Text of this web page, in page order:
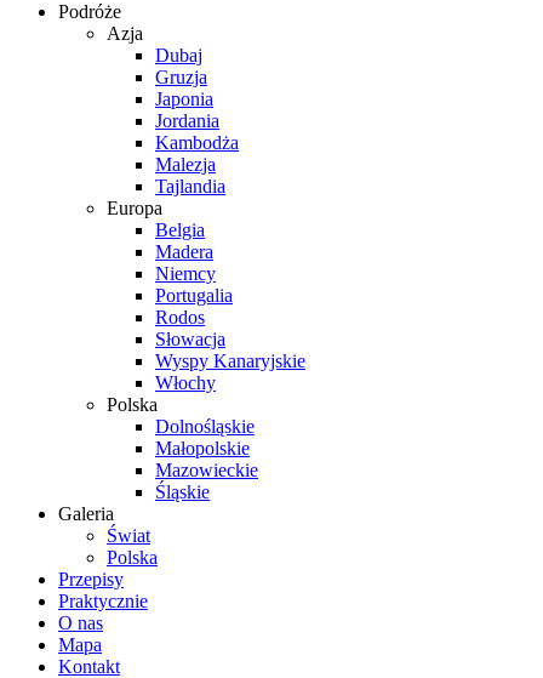
Podróże
Azja
Dubaj
Gruzja
Japonia
Jordania
Kambodża
Malezja
Tajlandia
Europa
Belgia
Madera
Niemcy
Portugalia
Rodos
Słowacja
Wyspy Kanaryjskie
Włochy
Polska
Dolnośląskie
Małopolskie
Mazowieckie
Śląskie
Galeria
Świat
Polska
Przepisy
Praktycznie
O nas
Mapa
Kontakt